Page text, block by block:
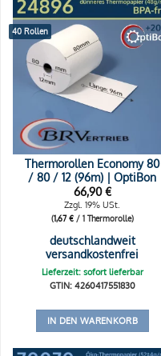
40 Rollen
Thermorollen Economy 80
/ 80 / 12 (96m) | OptiBon
66,90€
Zzgl. 19% USt.
(1,67€/ 1 Thermorolle)
deutschlandweit
versandkostenfrei
Lieferzeit: sofort lieferbar
GTIN: 4260417551830
IN DEN WARENKORB